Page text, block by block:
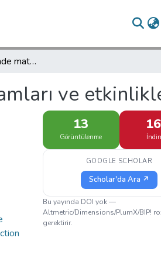
Okulöncesi eğitiminde matematik kavramları ve etkinlikler
ve
13
Görüntülenme
GOOGLE SCHOLAR
Scholar'da Ara ↗
Bu yayında DOI yok —
Altmetric/Dimensions/PlumX/BIP!
gerektirir.